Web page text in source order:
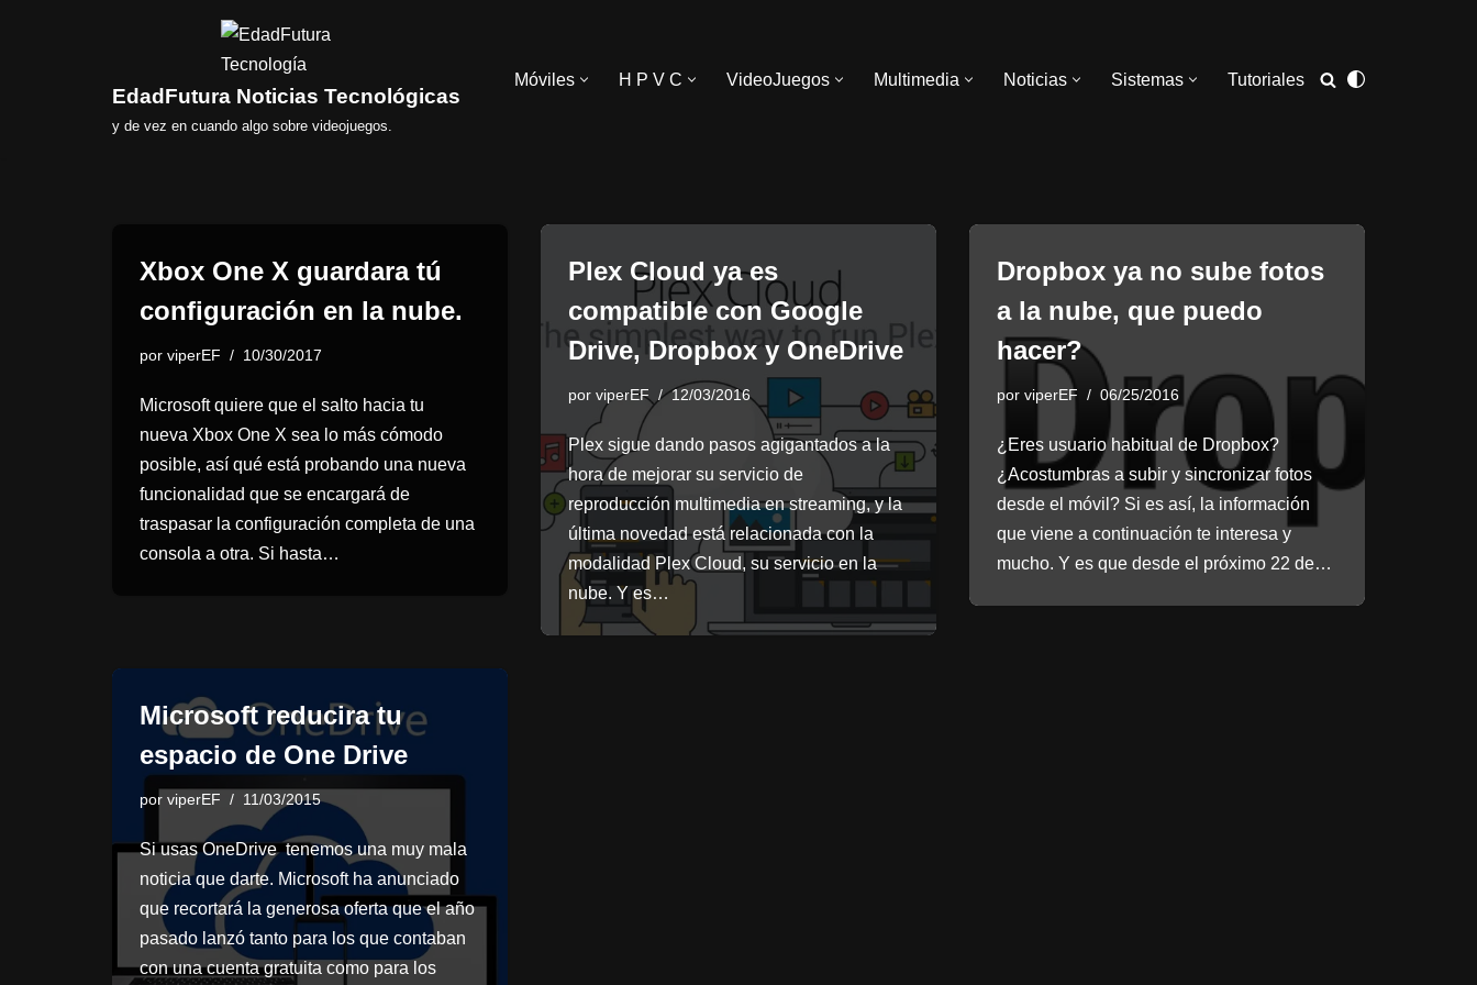
EdadFutura Noticias Tecnológicas
y de vez en cuando algo sobre videojuegos.
Móviles H P V C VideoJuegos Multimedia Noticias Sistemas Tutoriales
Xbox One X guardara tú
configuración en la nube.
por viperEF 10/30/2017
Microsoft quiere que el salto hacia tu
nueva Xbox One X sea lo más cómodo
posible, así qué está probando una nueva
funcionalidad que se encargará de
traspasar la configuración completa de una
consola a otra. Si hasta…
Plex Cloud ya es
compatible con Google
Drive, Dropbox y OneDrive
por viperEF 12/03/2016
Plex sigue dando pasos agigantados a la
hora de mejorar su servicio de
reproducción multimedia en streaming, y la
última novedad está relacionada con la
modalidad Plex Cloud, su servicio en la
nube. Y es…
Dropbox ya no sube fotos
a la nube, que puedo
hacer?
por viperEF 06/25/2016
¿Eres usuario habitual de Dropbox?
¿Acostumbras a subir y sincronizar fotos
desde el móvil? Si es así, la información
que viene a continuación te interesa y
mucho. Y es que desde el próximo 22 de…
Microsoft reducira tu
espacio de One Drive
por viperEF 11/03/2015
Si usas OneDrive tenemos una muy mala
noticia que darte. Microsoft ha anunciado
que recortará la generosa oferta que el año
pasado lanzó tanto para los que contaban
con una cuenta gratuita como para los